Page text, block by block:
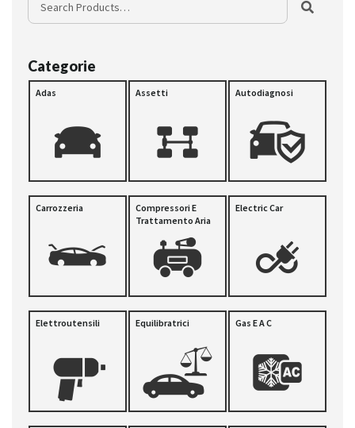
AREA RISERVATA
Categorie
Adas Assetti Autodiagnosi
Carrozzeria
Compressori E
Trattamento Aria
Electric Car
Elettroutensili Equilibratrici Gas E A C